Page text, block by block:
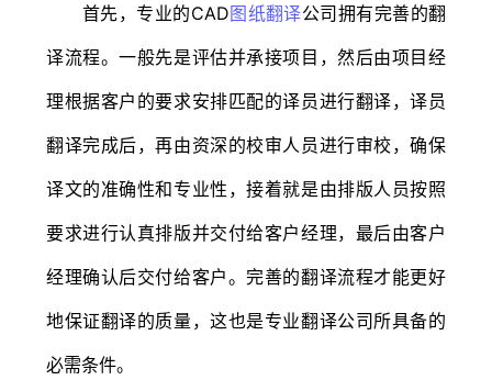
首先，专业的CAD图纸翻译公司拥有完善的翻
译流程。一般先是评估并承接项目，然后由项目经
理根据客户的要求安排匹配的译员进行翻译，译员
翻译完成后，再由资深的校审人员进行审校，确保
译文的准确性和专业性，接着就是由排版人员按照
要求进行认真排版并交付给客户经理，最后由客户
经理确认后交付给客户。完善的翻译流程才能更好
地保证翻译的质量，这也是专业翻译公司所具备的
必需条件。